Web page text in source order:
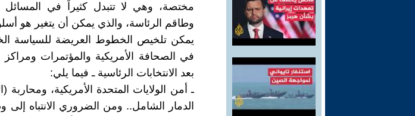
مختصة، وهي لا تتبدل كثيراً في المسائل
وطاقم الرئاسة، والذي يمكن أن يتغير هو
يمكن تلخيص الخطوط العريضة للسياسة
في الصحافة الأمريكية والمؤتمرات
بعد الانتخابات الرئاسية ـ فيما يلي:
ـ أمن الولايات المتحدة الأمريكية،
الدمار الشامل.. ومن الضروري الانتباه إلى